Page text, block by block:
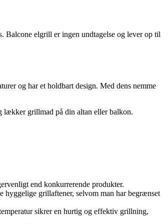
Balcone elgrill er ingen undtagelse og lever op til
og har et holdbart design. Med dens nemme
lækker grillmad på din altan eller balkon.
end konkurrerende produkter.
hyggelige grillaftener, selvom man har begrænset
sikrer en hurtig og effektiv grillning,